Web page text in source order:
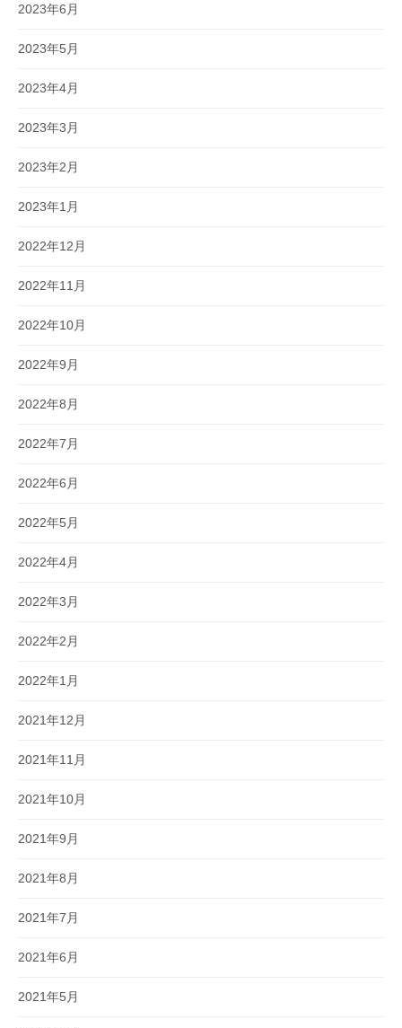
2023年6月
2023年5月
2023年4月
2023年3月
2023年2月
2023年1月
2022年12月
2022年11月
2022年10月
2022年9月
2022年8月
2022年7月
2022年6月
2022年5月
2022年4月
2022年3月
2022年2月
2022年1月
2021年12月
2021年11月
2021年10月
2021年9月
2021年8月
2021年7月
2021年6月
2021年5月